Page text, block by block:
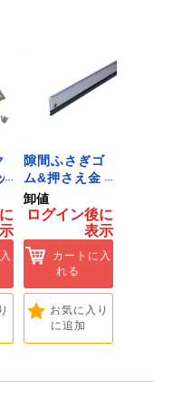
には使用しないで
くし、使用後はキ
隙間ふさぎゴ
ム&押さえ金
物 72909
卸値
ログイン後に
表示
カートに入
れる
お気に入り
に追加